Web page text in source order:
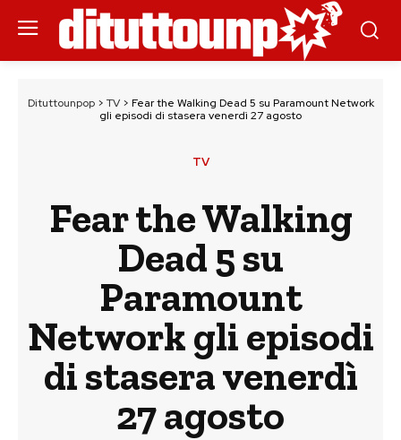
Dituttounpop> TV> Fear the Walking Dead 5 su Paramount Network
gli episodi di stasera venerdì 27 agosto
TV
Fear the Walking
Dead 5 su
Paramount
Network gli episodi
di stasera venerdì
27 agosto